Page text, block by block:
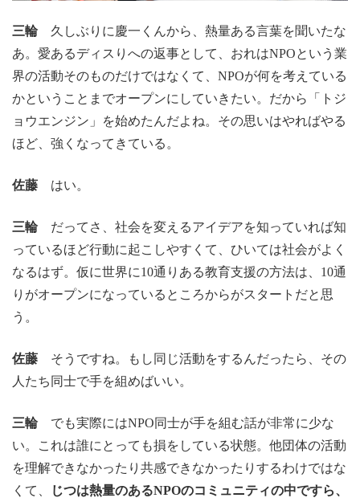
三輪久しぶりに慶一くんから、熱量ある言葉を聞いたな
あ。愛あるディスりへの返事として、おれはNPOという業
界の活動そのものだけではなくて、NPOが何を考えている
かということまでオープンにしていきたい。だから「トジ
ョウエンジン」を始めたんだよね。その思いはやればやる
ほど、強くなってきている。
佐藤 はい。
三輪だってさ、社会を変えるアイデアを知っていれば知
っているほど行動に起こしやすくて、ひいては社会がよく
なるはず。仮に世界に10通りある教育支援の方法は、10通
りがオープンになっているところからがスタートだと思
う。
佐藤 そうですね。もし同じ活動をするんだったら、その
人たち同士で手を組めばいい。
三輪でも実際にはNPO同士が手を組む話が非常に少な
い。これは誰にとっても損をしている状態。他団体の活動
を理解できなかったり共感できなかったりするわけではな
くて、
じつは熱量のあるNPOのコミュニティの中ですら、